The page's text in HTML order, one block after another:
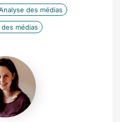
des médias
médias
Fanny
Cohen
Moreau